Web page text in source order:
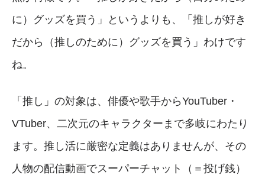
に）グッズを買う」というよりも、「推しが好き
だから（推しのために）グッズを買う」わけです
ね。
「推し」の対象は、俳優や歌手からYouTuber・
VTuber、二次元のキャラクターまで多岐にわたり
ます。推し活に厳密な定義はありませんが、その
人物の配信動画でスーパーチャット（＝投げ銭）